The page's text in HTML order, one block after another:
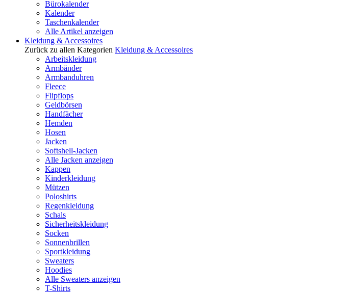
Bürokalender
Kalender
Taschenkalender
Alle Artikel anzeigen
Kleidung & Accessoires
Zurück zu allen Kategorien Kleidung & Accessoires
Arbeitskleidung
Armbänder
Armbanduhren
Fleece
Flipflops
Geldbörsen
Handfächer
Hemden
Hosen
Jacken
Softshell-Jacken
Alle Jacken anzeigen
Kappen
Kinderkleidung
Mützen
Poloshirts
Regenkleidung
Schals
Sicherheitskleidung
Socken
Sonnenbrillen
Sportkleidung
Sweaters
Hoodies
Alle Sweaters anzeigen
T-Shirts